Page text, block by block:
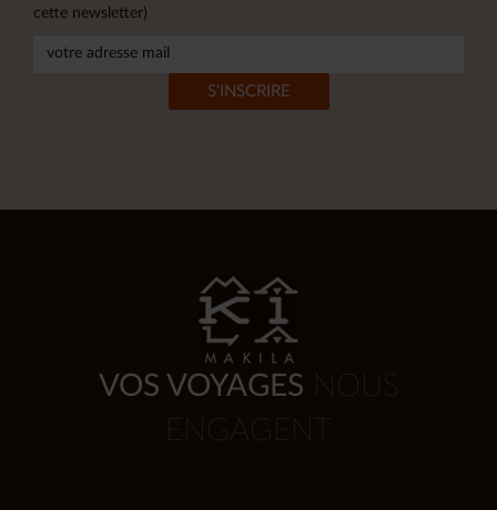
cette newsletter)
VOS VOYAGES NOUS
ENGAGENT